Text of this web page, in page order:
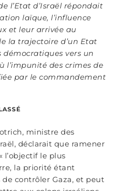
l’Etat d’Israël répondait
laïque, l’influence
et leur arrivée au
la trajectoire d’un Etat
démocratiques vers un
l’impunité des crimes de
par le commandement
ministre des
déclarait que ramener
l’objectif le plus
la priorité étant
de contrôler Gaza, et peut